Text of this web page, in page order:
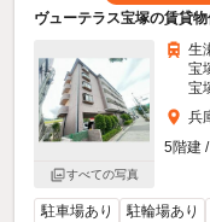
ヴューテラス宝塚の賃貸
すべての写真
生
宝
宝
兵
5階建
駐車場あり 駐輪場あり